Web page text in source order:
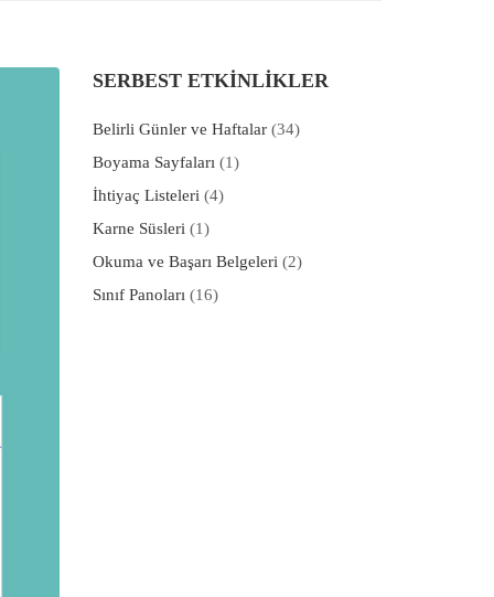
SERBEST ETKINLIKLER
Belirli Günler ve Haftalar(34)
Boyama Sayfaları (1)
İhtiyaç Listeleri (4)
Karne Süsleri (1)
Okuma ve Başarı Belgeleri (2)
Sınıf Panoları (16)